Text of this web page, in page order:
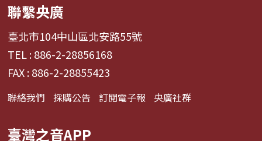
聯繫央廣
臺北市104中山區北安路55號
TEL : 886-2-28856168
FAX : 886-2-28855423
聯絡我們 採購公告 訂閱電子報 央廣社群
臺灣之音APP